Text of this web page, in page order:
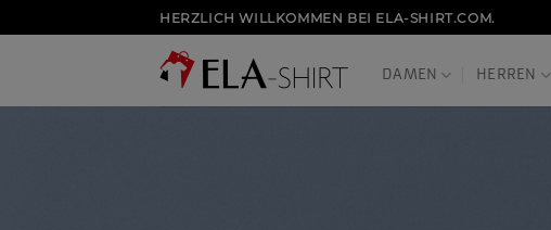
Inhalt
HERZLICH WILLKOMMEN BEI ELA-SHIRT.COM.
DAMEN HERREN